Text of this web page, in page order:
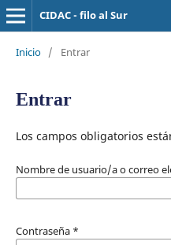
CIDAC - filo al Sur
Inicio / Entrar
Entrar
Los campos obligatorios
Nombre de usuario/a o correo
Contraseña *